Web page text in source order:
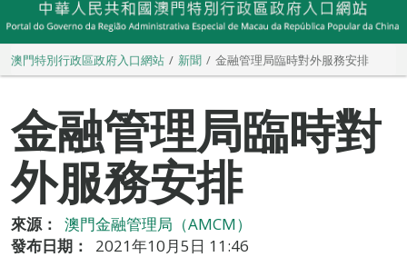
澳門特別行政區政府入口網站 新聞 金融管理局臨時對外服務安排
金融管理局臨時對
外服務安排
來源：
澳門金融管理局（AMCM）
發布日期：
2021年10月5日 11:46